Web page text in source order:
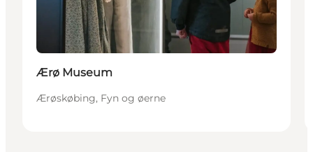
Ærø Museum
Ærøskøbing, Fyn og øerne